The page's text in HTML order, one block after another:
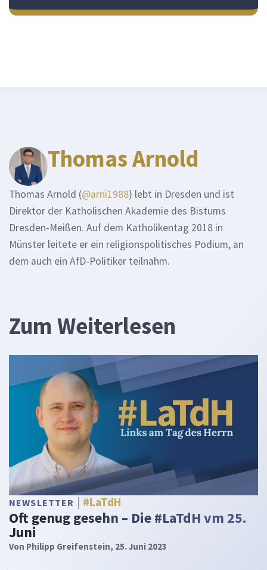
Thomas Arnold
Thomas Arnold (@arni1988) lebt in Dresden und ist
Direktor der Katholischen Akademie des Bistums
Dresden-Meißen. Auf dem Katholikentag 2018 in
Münster leitete er ein religionspolitisches Podium, an
dem auch ein AfD-Politiker teilnahm.
Zum Weiterlesen
NEWSLETTER #LaTdH
Oft genug gesehn – Die #LaTdH vm 25.
Juni
Von Philipp Greifenstein, 25. Juni 2023